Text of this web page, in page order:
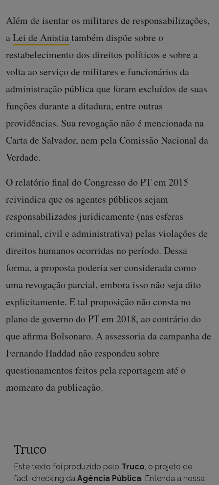
Além de isentar os militares de responsabilizações,
aLei de Anistiatambém dispõe sobre o
restabelecimento dos direitos políticos e sobre a
volta ao serviço de militares e funcionários da
administração pública que foram excluídos de suas
funções durante a ditadura, entre outras
providências. Sua revogação não é mencionada na
Carta de Salvador, nem pela Comissão Nacional da
Verdade.
O relatório final do Congresso do PT em 2015
reivindica que os agentes públicos sejam
responsabilizados juridicamente (nas esferas
criminal, civil e administrativa) pelas violações de
direitos humanos ocorridas no período. Dessa
forma, a proposta poderia ser considerada como
uma revogação parcial, embora isso não seja dito
explicitamente. E tal proposição não consta no
plano de governo do PT em 2018, ao contrário do
que afirma Bolsonaro. A assessoria da campanha de
Fernando Haddad não respondeu sobre
questionamentos feitos pela reportagem até o
momento da publicação.
Truco
Este texto foi produzido pelo Truco, o projeto de
fact-checking da Agência Pública. Entenda a nossa